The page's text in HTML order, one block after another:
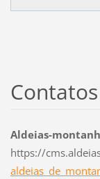
Contatos
Aldeias-
https://
aldeias_ de_monta